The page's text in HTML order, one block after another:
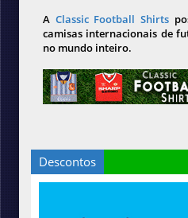
A Classic Football Shirts
camisas internacionais de
no mundo inteiro.
Descontos